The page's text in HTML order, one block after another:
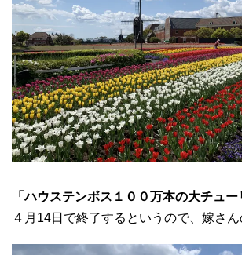
「ハウステンボス１００万本の大チュー
４月14日で終了するというので、嫁さ